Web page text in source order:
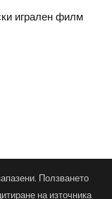
игрален филм
Ползването
на източника